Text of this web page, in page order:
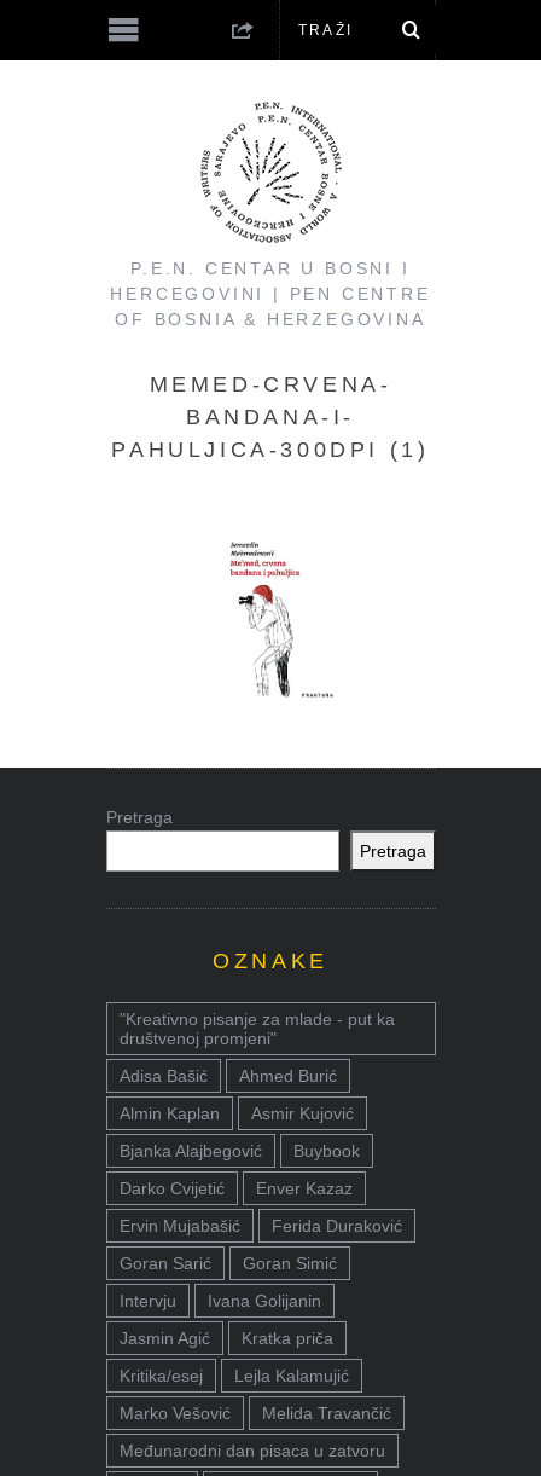
P.E.N. CENTAR U BOSNI I
HERCEGOVINI | PEN CENTRE
OF BOSNIA & HERZEGOVINA
MEMED-CRVENA-
BANDANA-I-
PAHULJICA-300DPI (1)
Pretraga
Pretraga
OZNAKE
"Kreativno pisanje za mlade - put ka
društvenoj promjeni"
Adisa Bašić
Ahmed Burić
Almin Kaplan
Asmir Kujović
Bjanka Alajbegović
Buybook
Darko Cvijetić
Enver Kazaz
Ervin Mujabašić
Ferida Duraković
Goran Sarić
Goran Simić
Intervju
Ivana Golijanin
Jasmin Agić
Kratka priča
Kritika/esej
Lejla Kalamujić
Marko Vešović
Melida Travančić
Međunarodni dan pisaca u zatvoru